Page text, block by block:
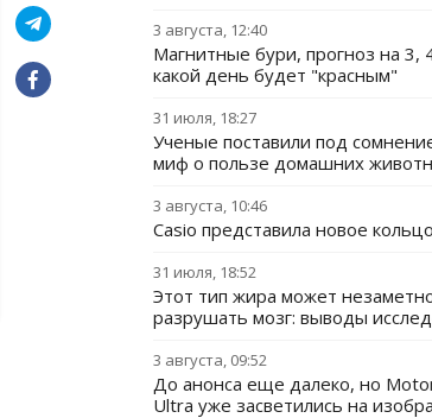
3 августа, 12:40
Магнитные бури, прогноз на 3,
какой день будет "красным"
31 июля, 18:27
Ученые поставили под
миф о пользе домашних
3 августа, 10:46
Casio представила новое
31 июля, 18:52
Этот тип жира может
разрушать мозг: выводы
3 августа, 09:52
До анонса еще далеко, но
Ultra уже засветились на